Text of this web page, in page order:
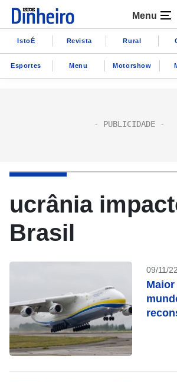
Menu
IstoÉ Revista Rural
Esportes Menu Motorshow
ucrânia
Brasil
09/11/